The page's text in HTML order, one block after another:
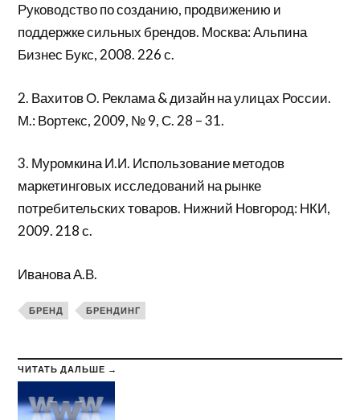
Руководство по созданию, продвижению и
поддержке сильных брендов. Москва: Альпина
Бизнес Букс, 2008. 226 с.
2. Вахитов О. Реклама & дизайн на улицах России.
М.: Вортекс, 2009, № 9, С. 28 – 31.
3. Муромкина И.И. Использование методов
маркетинговых исследований на рынке
потребительских товаров. Нижний Новгород: НКИ,
2009. 218 с.
Иванова А.В.
БРЕНД БРЕНДИНГ
ЧИТАТЬ ДАЛЬШЕ →